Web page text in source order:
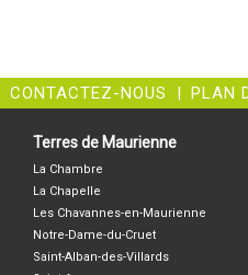
CONTACTEZ-NOUS | PLAN
Terres de Maurienne
La Chambre
La Chapelle
Les Chavannes-en-Maurienne
Notre-Dame-du-Cruet
Saint-Alban-des-Villards